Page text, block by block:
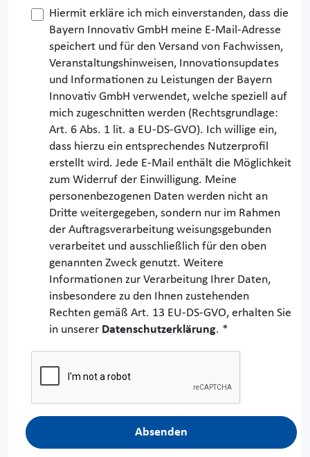
Hiermit erkläre ich mich einverstanden, dass die
Bayern Innovativ GmbH meine E-Mail-Adresse
speichert und für den Versand von Fachwissen,
Veranstaltungshinweisen, Innovationsupdates
und Informationen zu Leistungen der Bayern
Innovativ GmbH verwendet, welche speziell auf
mich zugeschnitten werden (Rechtsgrundlage:
Art. 6 Abs. 1 lit. a EU-DS-GVO). Ich willige ein,
dass hierzu ein entsprechendes Nutzerprofil
erstellt wird. Jede E-Mail enthält die Möglichkeit
zum Widerruf der Einwilligung. Meine
personenbezogenen Daten werden nicht an
Dritte weitergegeben, sondern nur im Rahmen
der Auftragsverarbeitung weisungsgebunden
verarbeitet und ausschließlich für den oben
genannten Zweck genutzt. Weitere
Informationen zur Verarbeitung Ihrer Daten,
insbesondere zu den Ihnen zustehenden
Rechten gemäß Art. 13 EU-DS-GVO, erhalten Sie
in unserer Datenschutzerklärung. *
Absenden